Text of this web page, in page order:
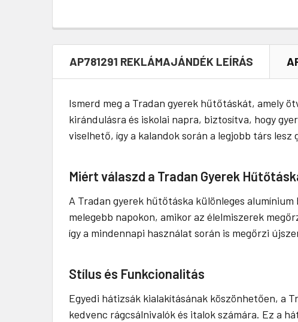
AP781291 REKLÁMAJÁNDÉK LEÍRÁS
Ismerd meg a Tradan gyerek hűtőtáskát, amely
kirándulásra és iskolai napra, biztosítva, hogy
viselhető, így a kalandok során a legjobb társ lesz
Miért válaszd a Tradan Gyerek
A Tradan gyerek hűtőtáska különleges
melegebb napokon, amikor az élelmiszerek
így a mindennapi használat során is megőrzi
Stílus és Funkcionalitás
Egyedi hátizsák kialakításának köszönhetően, a
kedvenc rágcsálnivalók és italok számára. Ez a